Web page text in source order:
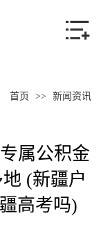
产品中心
联系我们
首页 >> 新闻资讯
属公积金
(新疆户
高考吗)